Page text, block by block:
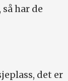
har de
det er